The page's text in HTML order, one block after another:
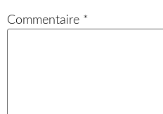
Commentaire *